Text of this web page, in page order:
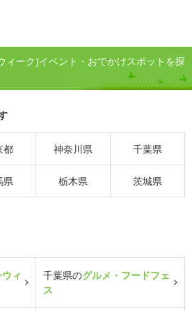
ィーク)イベント・おでかけスポットを探
都 神奈川県 千葉県
県 栃木県 茨城県
ィ
千葉県のグルメ・フードフェ
ス